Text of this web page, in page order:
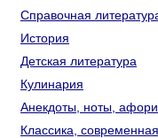
Справочная
История
Детская литература
Кулинария
Анекдоты, ноты,
Классика, современная